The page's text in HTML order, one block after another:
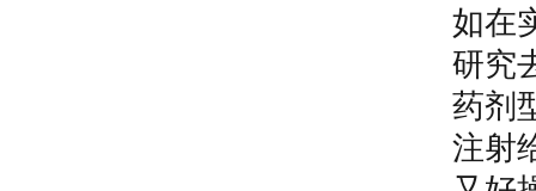
如在
研究
药剂
注射